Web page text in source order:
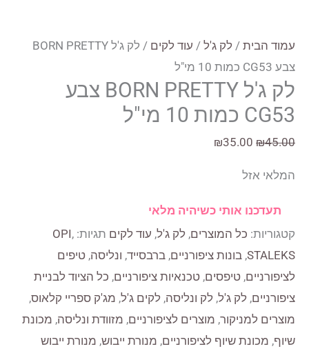
עמוד הבית / לק ג'ל / עוד לקים
/ לק ג'ל BORN PRETTY
צבע CG53 כמות 10 מי"ל
לק ג'ל BORN PRETTY צבע
CG53 כמות 10 מי"ל
₪45.00
המחיר
היה:
₪45.00.
₪35.00
₪35.00.
המלאי אזל
תעדכנו אותי כשיהיה מלאי
קטגוריות: כל המוצרים, לק ג'ל, עוד לקים תגיות: OPI,
STALEKS
, בונות ציפורניים, ברבסייד, ונליסה, טיפים
לציפורניים, טיפסים, טכנאיות ציפורניים, כל הציוד לבניית
ציפורניים, לק ג'ל, לק ונליסה, לקים ג'ל, מג'ק ספריי קלאוס,
מוצרים למניקור, מוצרים לציפורניים, מזוודת ונליסה, מכונת
שיוף, מכונת שיוף לציפורניים, מנורת ייבוש, מנורת ייבוש